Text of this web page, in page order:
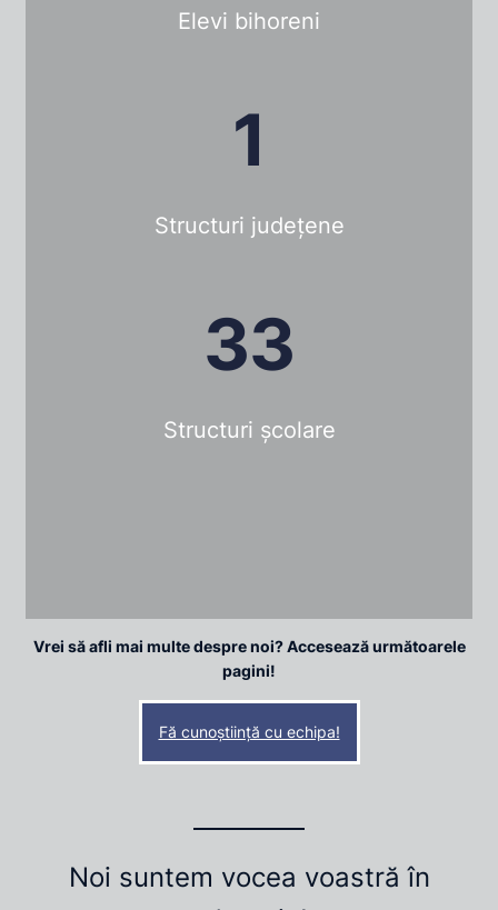
Elevi bihoreni
1
Structuri județene
33
Structuri școlare
Vrei să afli mai multe despre noi? Accesează următoarele
pagini!
Fă cunoștiință cu echipa!
Noi suntem vocea voastră în